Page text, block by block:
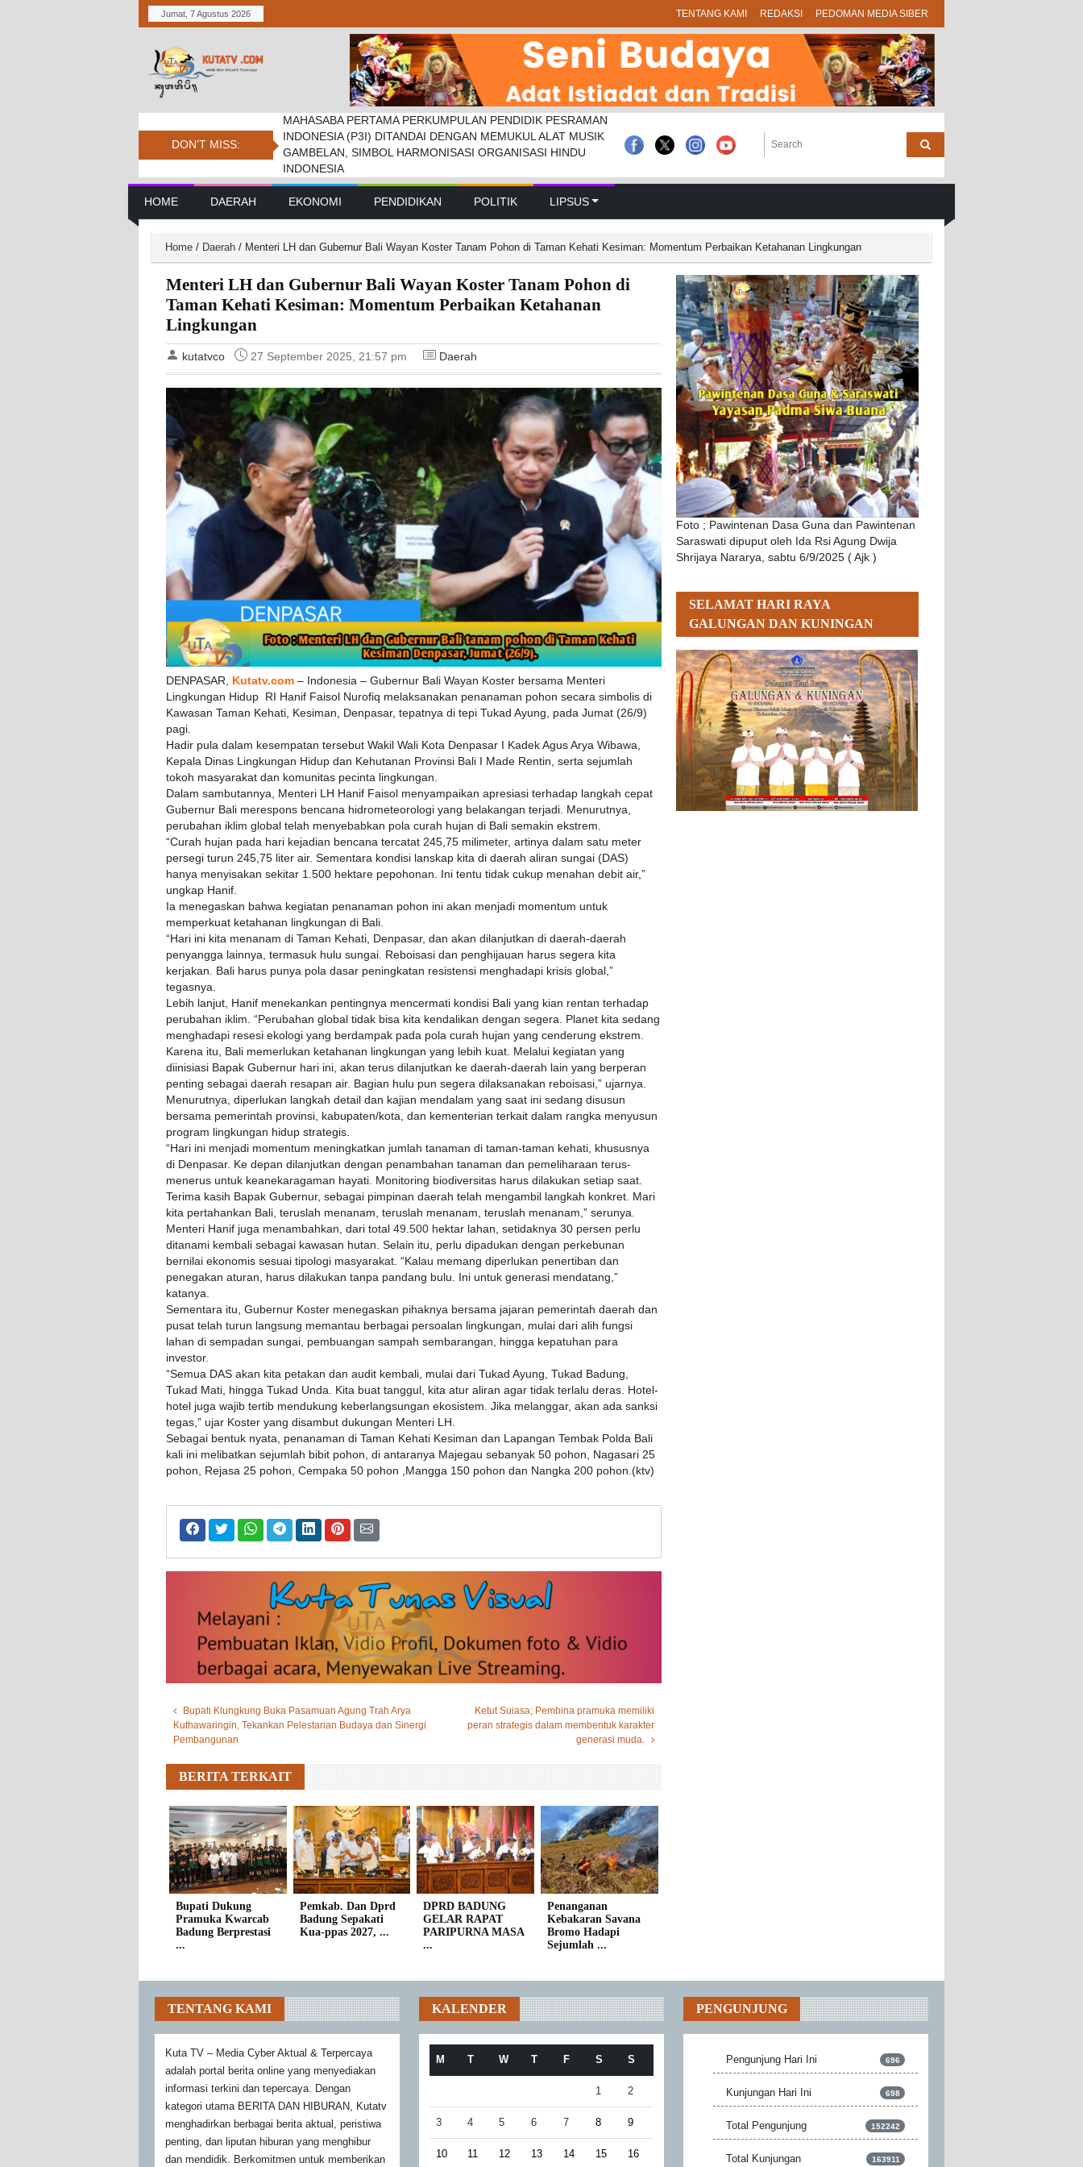
Jumat, 7 Agustus 2026 TENTANG KAMI REDAKSI PEDOMAN MEDIA SIBER
DON'T MISS:
MAHASABA PERTAMA PERKUMPULAN PENDIDIK PESRAMAN
INDONESIA (P3I) DITANDAI DENGAN MEMUKUL ALAT MUSIK
GAMBELAN, SIMBOL HARMONISASI ORGANISASI HINDU
INDONESIA
Bupati Dukung Pramuka Kwarcab Badung Berprestasi Di
Jambore Nasional
Pemkab. Dan Dprd Badung Sepakati Kua-ppas 2027, Belanja
Daerah Tembus Rp 14,2 Triliun
Main Navigation
HOME DAERAH EKONOMI PENDIDIKAN POLITIK LIPSUS
Home / Daerah / Menteri LH dan Gubernur Bali Wayan Koster Tanam Pohon di Taman Kehati Kesiman: Momentum Perbaikan Ketahanan Lingkungan
Menteri LH dan Gubernur Bali Wayan Koster Tanam Pohon di
Taman Kehati Kesiman: Momentum Perbaikan Ketahanan
Lingkungan
kutatvco 27 September 2025, 21:57 pm Daerah
DENPASAR, Kutatv.com – Indonesia – Gubernur Bali Wayan Koster bersama Menteri
Lingkungan Hidup RI Hanif Faisol Nurofiq melaksanakan penanaman pohon secara simbolis di
Kawasan Taman Kehati, Kesiman, Denpasar, tepatnya di tepi Tukad Ayung, pada Jumat (26/9)
pagi.
Hadir pula dalam kesempatan tersebut Wakil Wali Kota Denpasar I Kadek Agus Arya Wibawa,
Kepala Dinas Lingkungan Hidup dan Kehutanan Provinsi Bali I Made Rentin, serta sejumlah
tokoh masyarakat dan komunitas pecinta lingkungan.
Dalam sambutannya, Menteri LH Hanif Faisol menyampaikan apresiasi terhadap langkah cepat
Gubernur Bali merespons bencana hidrometeorologi yang belakangan terjadi. Menurutnya,
perubahan iklim global telah menyebabkan pola curah hujan di Bali semakin ekstrem.
“Curah hujan pada hari kejadian bencana tercatat 245,75 milimeter, artinya dalam satu meter
persegi turun 245,75 liter air. Sementara kondisi lanskap kita di daerah aliran sungai (DAS)
hanya menyisakan sekitar 1.500 hektare pepohonan. Ini tentu tidak cukup menahan debit air,”
ungkap Hanif.
Ia menegaskan bahwa kegiatan penanaman pohon ini akan menjadi momentum untuk
memperkuat ketahanan lingkungan di Bali.
“Hari ini kita menanam di Taman Kehati, Denpasar, dan akan dilanjutkan di daerah-daerah
penyangga lainnya, termasuk hulu sungai. Reboisasi dan penghijauan harus segera kita
kerjakan. Bali harus punya pola dasar peningkatan resistensi menghadapi krisis global,”
tegasnya.
Lebih lanjut, Hanif menekankan pentingnya mencermati kondisi Bali yang kian rentan terhadap
perubahan iklim. “Perubahan global tidak bisa kita kendalikan dengan segera. Planet kita sedang
menghadapi resesi ekologi yang berdampak pada pola curah hujan yang cenderung ekstrem.
Karena itu, Bali memerlukan ketahanan lingkungan yang lebih kuat. Melalui kegiatan yang
diinisiasi Bapak Gubernur hari ini, akan terus dilanjutkan ke daerah-daerah lain yang berperan
penting sebagai daerah resapan air. Bagian hulu pun segera dilaksanakan reboisasi,” ujarnya.
Menurutnya, diperlukan langkah detail dan kajian mendalam yang saat ini sedang disusun
bersama pemerintah provinsi, kabupaten/kota, dan kementerian terkait dalam rangka menyusun
program lingkungan hidup strategis.
“Hari ini menjadi momentum meningkatkan jumlah tanaman di taman-taman kehati, khususnya
di Denpasar. Ke depan dilanjutkan dengan penambahan tanaman dan pemeliharaan terus-
menerus untuk keanekaragaman hayati. Monitoring biodiversitas harus dilakukan setiap saat.
Terima kasih Bapak Gubernur, sebagai pimpinan daerah telah mengambil langkah konkret. Mari
kita pertahankan Bali, teruslah menanam, teruslah menanam, teruslah menanam,” serunya.
Menteri Hanif juga menambahkan, dari total 49.500 hektar lahan, setidaknya 30 persen perlu
ditanami kembali sebagai kawasan hutan. Selain itu, perlu dipadukan dengan perkebunan
bernilai ekonomis sesuai tipologi masyarakat. “Kalau memang diperlukan penertiban dan
penegakan aturan, harus dilakukan tanpa pandang bulu. Ini untuk generasi mendatang,”
katanya.
Sementara itu, Gubernur Koster menegaskan pihaknya bersama jajaran pemerintah daerah dan
pusat telah turun langsung memantau berbagai persoalan lingkungan, mulai dari alih fungsi
lahan di sempadan sungai, pembuangan sampah sembarangan, hingga kepatuhan para
investor.
“Semua DAS akan kita petakan dan audit kembali, mulai dari Tukad Ayung, Tukad Badung,
Tukad Mati, hingga Tukad Unda. Kita buat tanggul, kita atur aliran agar tidak terlalu deras. Hotel-
hotel juga wajib tertib mendukung keberlangsungan ekosistem. Jika melanggar, akan ada sanksi
tegas,” ujar Koster yang disambut dukungan Menteri LH.
Sebagai bentuk nyata, penanaman di Taman Kehati Kesiman dan Lapangan Tembak Polda Bali
kali ini melibatkan sejumlah bibit pohon, di antaranya Majegau sebanyak 50 pohon, Nagasari 25
pohon, Rejasa 25 pohon, Cempaka 50 pohon ,Mangga 150 pohon dan Nangka 200 pohon.(ktv)
Bupati Klungkung Buka Pasamuan Agung Trah Arya
Kuthawaringin, Tekankan Pelestarian Budaya dan Sinergi
Pembangunan
Ketut Suiasa; Pembina pramuka memiliki
peran strategis dalam membentuk karakter
generasi muda.
BERITA TERKAIT
Bupati Dukung
Pramuka Kwarcab
Badung Berprestasi
...
Pemkab. Dan Dprd
Badung Sepakati
Kua-ppas 2027, ...
DPRD BADUNG
GELAR RAPAT
PARIPURNA MASA
...
Penanganan
Kebakaran Savana
Bromo Hadapi
Sejumlah ...
Foto ; Pawintenan Dasa Guna dan Pawintenan
Saraswati dipuput oleh Ida Rsi Agung Dwija
Shrijaya Nararya, sabtu 6/9/2025 ( Ajk )
SELAMAT HARI RAYA
GALUNGAN DAN KUNINGAN
TENTANG KAMI
Kuta TV – Media Cyber Aktual & Terpercaya
adalah portal berita online yang menyediakan
informasi terkini dan tepercaya. Dengan
kategori utama BERITA DAN HIBURAN, Kutatv
menghadirkan berbagai berita aktual, peristiwa
penting, dan liputan hiburan yang menghibur
dan mendidik. Berkomitmen untuk memberikan
KALENDER
M T W T F S S
1 2
3 4 5 6 7 8 9
10 11 12 13 14 15 16
PENGUNJUNG
Pengunjung Hari Ini 696
Kunjungan Hari Ini 698
Total Pengunjung 152242
Total Kunjungan 163911